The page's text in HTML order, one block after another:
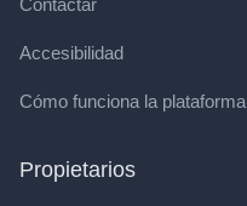
Contactar
Accesibilidad
Cómo funciona la plataforma
Propietarios